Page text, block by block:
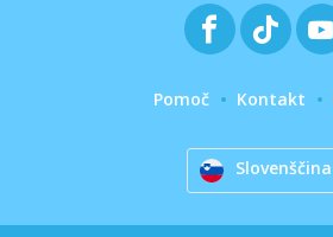
Pomoč Kontakt
Slovenščina